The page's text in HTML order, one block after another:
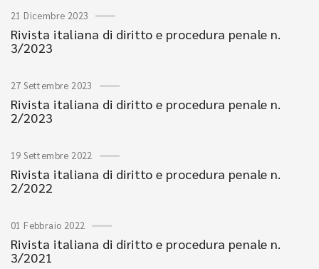
21 Dicembre 2023
Rivista italiana di diritto e procedura penale n.
3/2023
27 Settembre 2023
Rivista italiana di diritto e procedura penale n.
2/2023
19 Settembre 2022
Rivista italiana di diritto e procedura penale n.
2/2022
01 Febbraio 2022
Rivista italiana di diritto e procedura penale n.
3/2021